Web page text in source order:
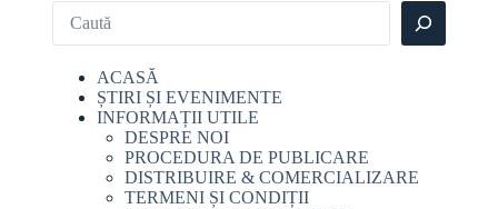
ACASĂ
ȘTIRI ȘI EVENIMENTE
INFORMAȚII UTILE
DESPRE NOI
PROCEDURA DE PUBLICARE
DISTRIBUIRE & COMERCIALIZARE
TERMENI ȘI CONDIȚII